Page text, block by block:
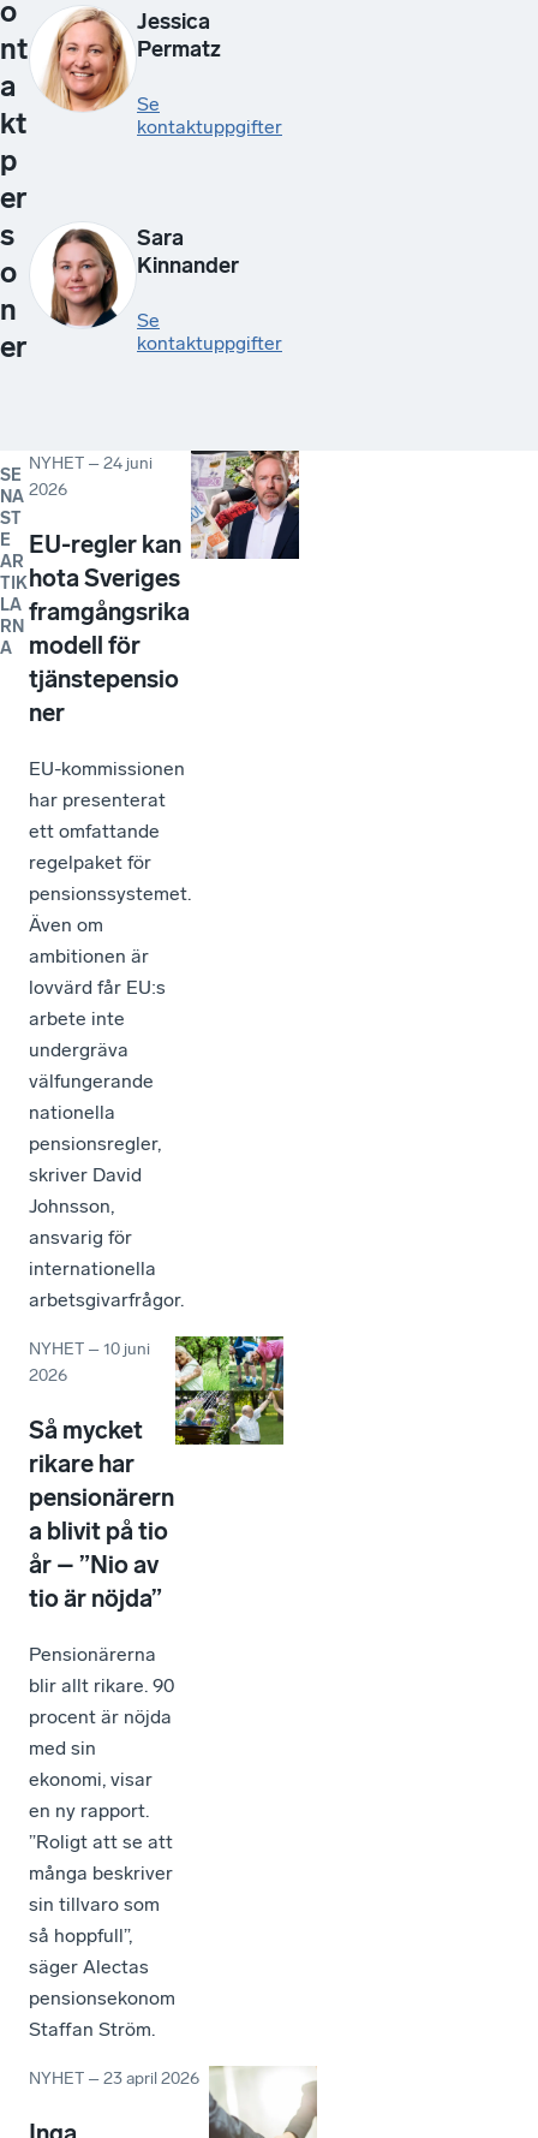
o
nt
a
kt
p
er
s
o
n
er
Jessica
Permatz
Se
kontaktuppgifter
Sara
Kinnander
Se
kontaktuppgifter
SE
NA
ST
E
AR
TIK
LA
RN
A
NYHET –24 juni
2026
EU-regler kan
hota Sveriges
framgångsrika
modell för
tjänstepensio
ner
EU-kommissionen
har presenterat
ett omfattande
regelpaket för
pensionssystemet.
Även om
ambitionen är
lovvärd får EU:s
arbete inte
undergräva
välfungerande
nationella
pensionsregler,
skriver David
Johnsson,
ansvarig för
internationella
arbetsgivarfrågor.
NYHET –10 juni
2026
Så mycket
rikare har
pensionärern
a blivit på tio
år – ”Nio av
tio är nöjda”
Pensionärerna
blir allt rikare. 90
procent är nöjda
med sin
ekonomi, visar
en ny rapport.
”Roligt att se att
många beskriver
sin tillvaro som
så hoppfull”,
säger Alectas
pensionsekonom
Staffan Ström.
NYHET –23 april 2026